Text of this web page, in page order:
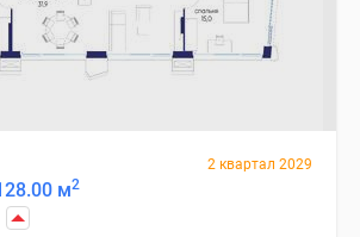
2 квартал 2029
м2